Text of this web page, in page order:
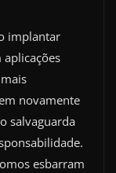
implantar
aplicações
novamente
salvaguarda
esbarram